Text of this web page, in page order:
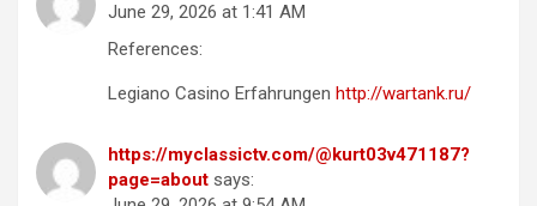
June 29, 2026 at 1:41 AM
References:
Legiano Casino Erfahrungen http://wartank.ru/
https://myclassictv.com/@kurt03v471187?
page=about says: